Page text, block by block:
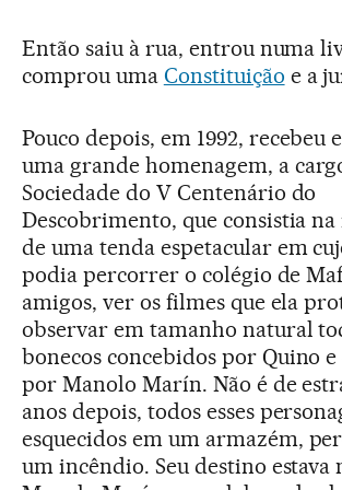
Então saiu à rua, entrou numa
comprou uma Constituição e a
Pouco depois, em 1992, recebeu
uma grande homenagem, a
Sociedade do V Centenário do
Descobrimento, que consistia na
de uma tenda espetacular em
podia percorrer o colégio de
amigos, ver os filmes que ela
observar em tamanho natural
bonecos concebidos por Quino
por Manolo Marín. Não é de
anos depois, todos esses
esquecidos em um armazém,
um incêndio. Seu destino estava